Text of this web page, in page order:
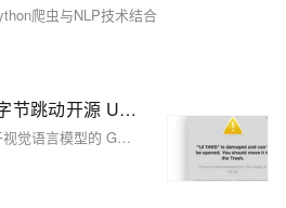
爬虫与NLP技术结合
用自然语言控制电脑，字节跳动开源 UI-TARS 的桌面版应用！内附详细的安装和配置教程
UI-TARS Desktop 是一款基于视觉语言模型的 GUI 代理应用，支持通过自然语言控制电脑操作，提供跨平台支持、实时反馈和精准的鼠标键盘控制。